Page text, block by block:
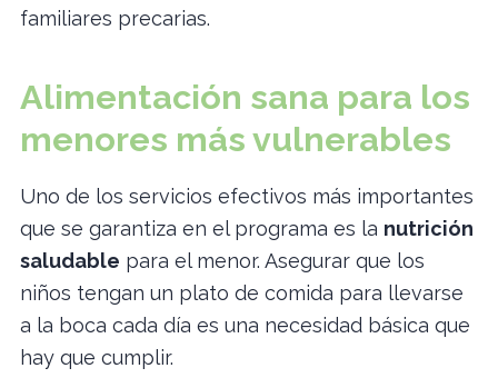
familiares precarias.
Alimentación sana para los
menores más vulnerables
Uno de los servicios efectivos más importantes
que se garantiza en el programa es la nutrición
saludable para el menor. Asegurar que los
niños tengan un plato de comida para llevarse
a la boca cada día es una necesidad básica que
hay que cumplir.